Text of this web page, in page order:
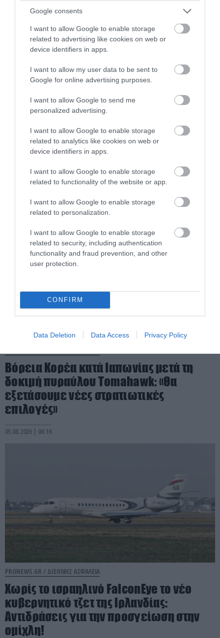
Google consents
I want to allow Google to enable storage
related to advertising like cookies on web or
device identifiers in apps.
I want to allow my user data to be sent to
Google for online advertising purposes.
I want to allow Google to send me
personalized advertising.
I want to allow Google to enable storage
related to analytics like cookies on web or
device identifiers in apps.
I want to allow Google to enable storage
related to functionality of the website or app.
I want to allow Google to enable storage
related to personalization.
I want to allow Google to enable storage
related to security, including authentication
functionality and fraud prevention, and other
user protection.
CONFIRM
Data Deletion Data Access Privacy Policy
05.08.2026 | 06:33
PRONEWS.GR /ΔΙΕΘΝΗΣ ΑΣΦΑΛΕΙΑ
Ν.Τραμπ: Συνελήφθη βαριά οπλισμένος
άνδρας σε γήπεδο γκολφ λίγο πριν την
επίσκεψη του Αμερικανού προέδρου
05.08.2026 | 06:18
Βόρεια Κορέα κατά Ιαπωνίας μετά τη
δοκιμή πυραύλου Tomahawk: «Θα
εξετάσουμε νέες στρατιωτικές
επιλογές»
05.08.2026 | 06:16
PRONEWS.GR / ΔΙΕΘΝΗΣ ΑΣΦΑΛΕΙΑ
Χωρίς το ισραηλινό FalconEye το νέο
κυβερνητικό τζετ της Ιρλανδίας:
Αντιδράσεις για την προσγείωση στην
ομίχλη!